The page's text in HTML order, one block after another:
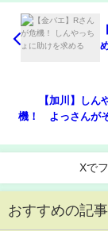
【加川】しん
機！ よっさんが
Xで
おすすめの記事